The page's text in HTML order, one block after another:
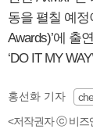
동을 펼칠 예정
Awards)’에 출
‘DO IT MY
홍선화 기자
<저작권자 ⓒ 비즈